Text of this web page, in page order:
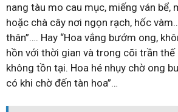
nang tàu mo cau mục, miếng ván bể,
hoặc chà cây nơi ngọn rạch, hốc
thân”…. Hay “Hoa vắng bướm ong,
hồn với thời gian và trong cõi trần thế
không tồn tại. Hoa hé nhụy chờ ong
có khi chờ đến tàn hoa”…